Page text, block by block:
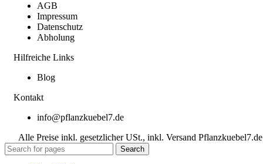
AGB
Impressum
Datenschutz
Abholung
Hilfreiche Links
Blog
Kontakt
info@pflanzkuebel7.de
Alle Preise inkl. gesetzlicher USt., inkl. Versand Pflanzkuebel7.de
Search